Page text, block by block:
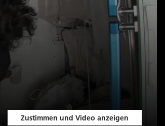
Zustimmen und Video anzeigen